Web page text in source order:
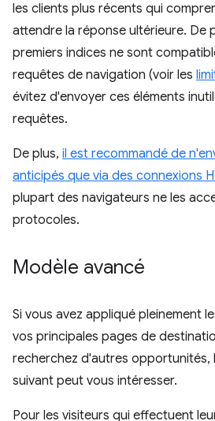
les clients plus récents qui
attendre la réponse ultérieure. De
premiers indices ne sont
requêtes de navigation (voir les
évitez d'envoyer ces éléments
requêtes.
De plus, il est recommandé de
anticipés que via des connexions
plupart des navigateurs ne les
protocoles.
Modèle avancé
Si vous avez appliqué pleinement
vos principales pages de
recherchez d'autres opportunités,
suivant peut vous intéresser.
Pour les visiteurs qui effectuent